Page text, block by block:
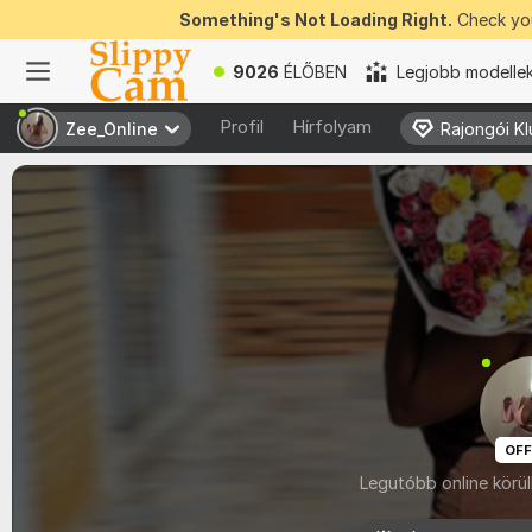
Something's Not Loading Right. Check
9026 ÉLŐBEN Legjobb
Zee_Online Profil Hírfolyam Rajongói
Zee_Online Rajongói
Legutóbb online